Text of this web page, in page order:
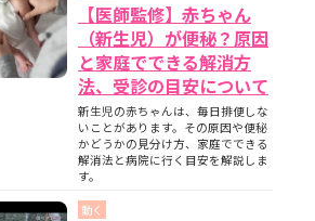
【医師監修】赤ちゃん
（新生児）が便秘？原因
と家庭でできる解消方
法、受診の目安について
新生児の赤ちゃんは、毎日排便しな
いことがあります。その原因や便秘
かどうかの見分け方、家庭でできる
解消法と病院に行く目安を解説しま
す。
動く